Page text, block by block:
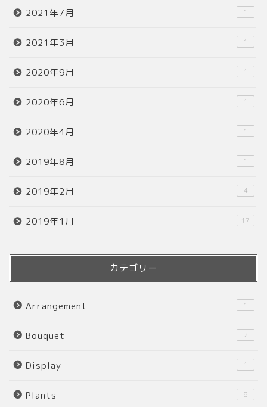
2021年7月 1
2021年3月 1
2020年9月 1
2020年6月 1
2020年4月 1
2019年8月 1
2019年2月 4
2019年1月 17
カテゴリー
Arrangement 1
Bouquet 2
Display 1
Plants 8